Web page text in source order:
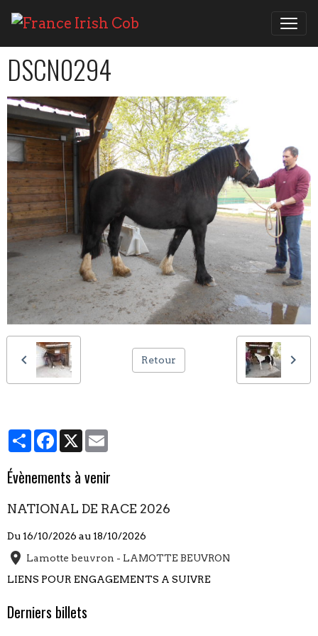
DSCN0294
Retour
PartagerFacebook
X
Évènements à venir
NATIONAL DE RACE 2026
Du 16/10/2026 au 18/10/2026
Lamotte beuvron - LAMOTTE BEUVRON
LIENS POUR ENGAGEMENTS A SUIVRE
Derniers billets